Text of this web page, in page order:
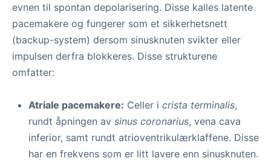
evnen til spontan depolarisering. Disse kalles latente
pacemakere og fungerer som et sikkerhetsnett
(backup-system) dersom sinusknuten svikter eller
impulsen derfra blokkeres. Disse strukturene
omfatter:
Atriale pacemakere: Celler i crista terminalis,
rundt åpningen av sinus coronarius, vena cava
inferior, samt rundt atrioventrikulærklaffene. Disse
har en frekvens som er litt lavere enn sinusknuten.